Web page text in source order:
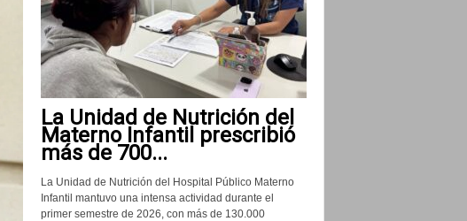
La Unidad de Nutrición del
Materno Infantil prescribió
más de 700...
La Unidad de Nutrición del Hospital Público Materno
Infantil mantuvo una intensa actividad durante el
primer semestre de 2026, con más de 130.000